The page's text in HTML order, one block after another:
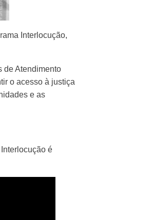
Interlocução,
de Atendimento
o acesso à justiça
e as
é